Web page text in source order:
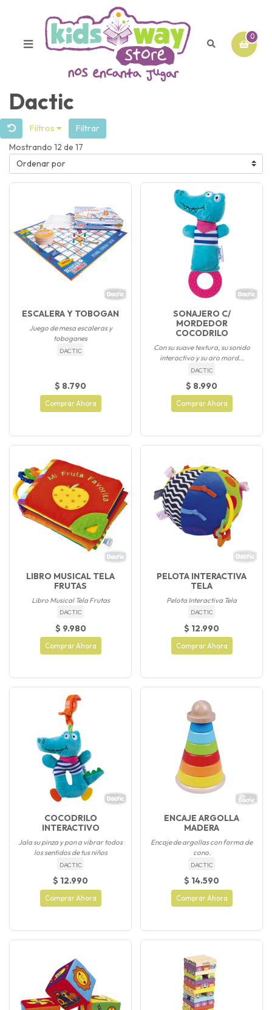
0
Dactic
Filtros
Filtrar
Mostrando 12 de 17
ESCALERA Y TOBOGAN
Juego de mesa escaleras y
toboganes
DACTIC
$ 8.790
Comprar Ahora
SONAJERO C/
MORDEDOR
COCODRILO
Con su suave textura, su sonido
interactivo y su aro mord...
DACTIC
$ 8.990
Comprar Ahora
LIBRO MUSICAL TELA
FRUTAS
Libro Musical Tela Frutas
DACTIC
$ 9.980
Comprar Ahora
PELOTA INTERACTIVA
TELA
Pelota Interactiva Tela
DACTIC
$ 12.990
Comprar Ahora
COCODRILO
INTERACTIVO
Jala su pinza y pon a vibrar todos
los sentidos de tus niños
DACTIC
$ 12.990
Comprar Ahora
ENCAJE ARGOLLA
MADERA
Encaje de argollas con forma de
cono.
DACTIC
$ 14.590
Comprar Ahora